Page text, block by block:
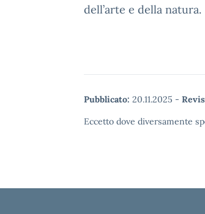
dell’arte e della natura.
Pubblicato: 20.11.2025 -
Eccetto dove diversamente